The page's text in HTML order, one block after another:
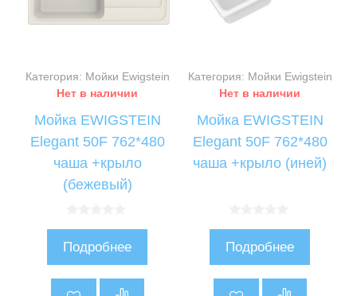
Категория: Мойки Ewigstein
Нет в наличии
Мойка EWIGSTEIN
Elegant 50F 762*480
чаша +крыло
(бежевый)
Подробнее
Категория: Мойки Ewigstein
Нет в наличии
Мойка EWIGSTEIN
Elegant 50F 762*480
чаша +крыло (иней)
Подробнее